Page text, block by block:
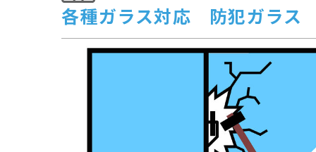
各種ガラス対応 防犯ガラス